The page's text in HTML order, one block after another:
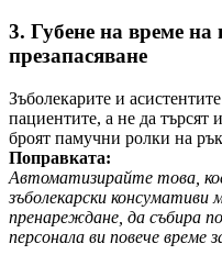
3. Губене на време на
презапасяване
Зъболекарите и
пациентите, а не да търсят
броят памучни ролки на
Поправката:
Автоматизирайте това,
зъболекарски консумативи
пренареждане, да събира
персонала ви повече